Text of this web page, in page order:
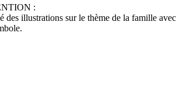
:
des illustrations sur le thème de la famille avec